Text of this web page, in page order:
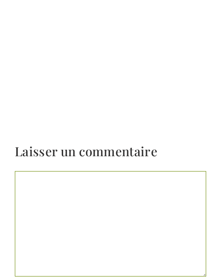
Laisser un commentaire